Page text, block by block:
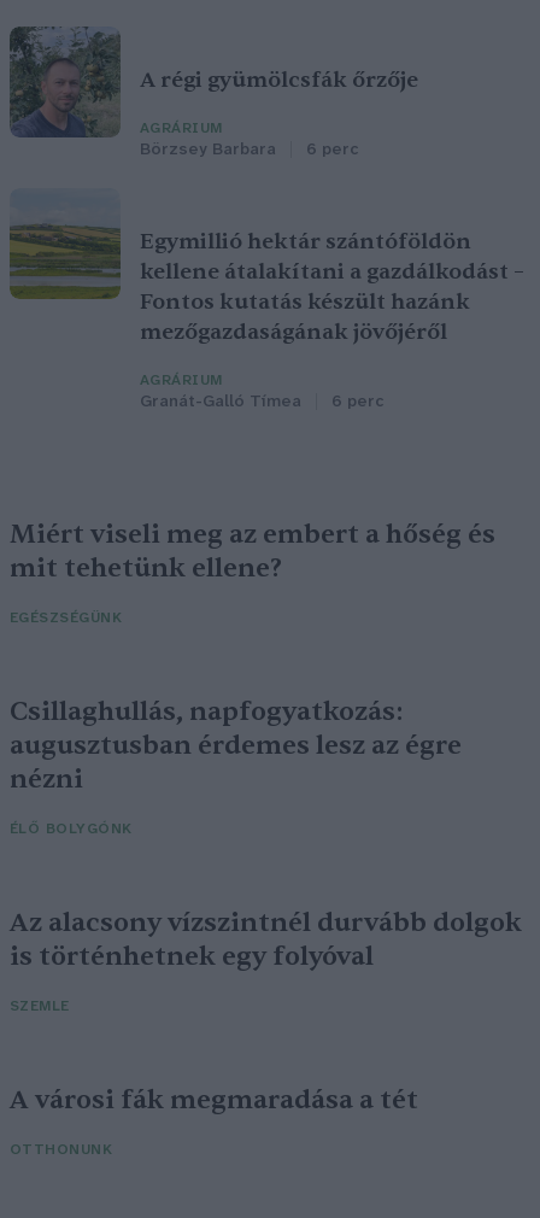
A régi gyümölcsfák őrzője
AGRÁRIUM
Börzsey Barbara 6 perc
Egymillió hektár szántóföldön
kellene átalakítani a gazdálkodást –
Fontos kutatás készült hazánk
mezőgazdaságának jövőjéről
AGRÁRIUM
Granát-Galló Tímea 6 perc
Miért viseli meg az embert a hőség és
mit tehetünk ellene?
EGÉSZSÉGÜNK
Csillaghullás, napfogyatkozás:
augusztusban érdemes lesz az égre
nézni
ÉLŐ BOLYGÓNK
Az alacsony vízszintnél durvább dolgok
is történhetnek egy folyóval
SZEMLE
A városi fák megmaradása a tét
OTTHONUNK